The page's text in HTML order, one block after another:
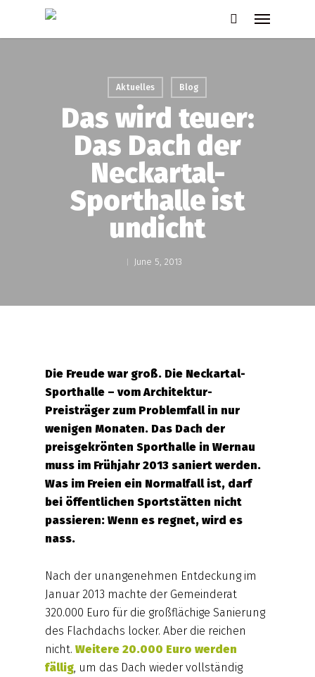
Menu
Aktuelles Blog
Das wird teuer:
Das Dach der
Neckartal-
Sporthalle ist
undicht
June 5, 2013
Die Freude war groß. Die Neckartal-
Sporthalle – vom Architektur-
Preisträger zum Problemfall in nur
wenigen Monaten. Das Dach der
preisgekrönten Sporthalle in Wernau
muss im Frühjahr 2013 saniert werden.
Was im Freien ein Normalfall ist, darf
bei öffentlichen Sportstätten nicht
passieren: Wenn es regnet, wird es
nass.
Nach der unangenehmen Entdeckung im
Januar 2013 machte der Gemeinderat
320.000 Euro für die großflächige Sanierung
des Flachdachs locker. Aber die reichen
nicht. Weitere 20.000 Euro werden
fällig, um das Dach wieder vollständig